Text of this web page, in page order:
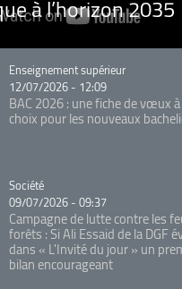
à l’horizon 2035
Catégorie
Enseignement supérieur
12/07/2026 - 12:09
BAC 2026 : une fiche de vœux
choix pour les nouveaux
Catégorie
Société
09/07/2026 - 09:37
Campagne de lutte contre les
forêts : Si Ali Essaid de la DGF
dans « L'Invité du jour » un
bilan encourageant